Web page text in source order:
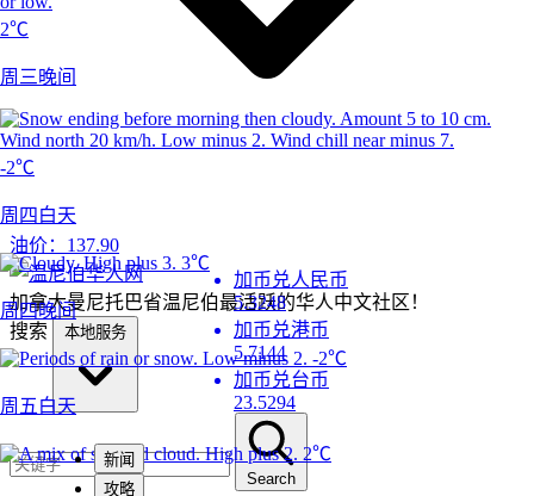
2℃
周三晚间
-2℃
周四白天
3℃
周四晚间
-2℃
周五白天
2℃
加币兑人民币
5.3248
加币兑港币
5.7144
加币兑台币
23.5294
油价： 137.90
加拿大曼尼托巴省温尼伯最活跃的华人中文社区！
搜索
新闻
攻略
Search